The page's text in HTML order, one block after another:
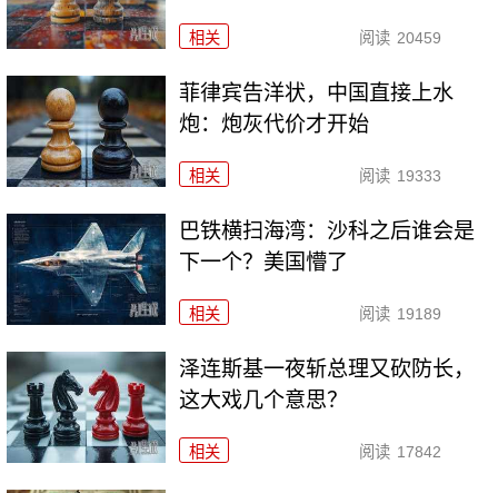
相关 阅读 20459
菲律宾告洋状，中国直接上水
炮：炮灰代价才开始
相关 阅读 19333
巴铁横扫海湾：沙科之后谁会是
下一个？美国懵了
相关 阅读 19189
泽连斯基一夜斩总理又砍防长，
这大戏几个意思？
相关 阅读 17842